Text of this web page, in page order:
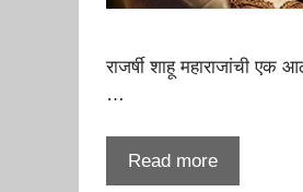
राजर्षी शाहू महाराजांची
…
Read more